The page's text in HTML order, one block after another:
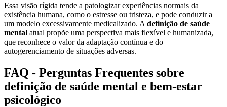
Essa visão rígida tende a patologizar experiências normais da
existência humana, como o estresse ou tristeza, e pode conduzir a
um modelo excessivamente medicalizado. A definição de saúde
mental atual propõe uma perspectiva mais flexível e humanizada,
que reconhece o valor da adaptação contínua e do
autogerenciamento de situações adversas.
FAQ - Perguntas Frequentes sobre
definição de saúde mental e bem-estar
psicológico